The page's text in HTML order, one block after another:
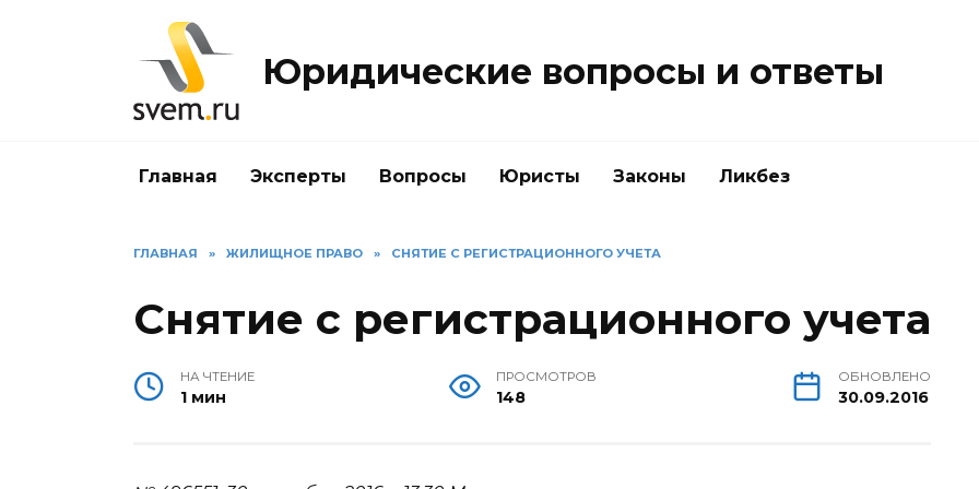
Юридические вопросы и ответы
Главная Эксперты Вопросы Юристы Законы Ликбез
ГЛАВНАЯ » ЖИЛИЩНОЕ ПРАВО » СНЯТИЕ С РЕГИСТРАЦИОННОГО УЧЕТА
Снятие с регистрационного учета
НА ЧТЕНИЕ
1 мин
ПРОСМОТРОВ
148
ОБНОВЛЕНО
30.09.2016